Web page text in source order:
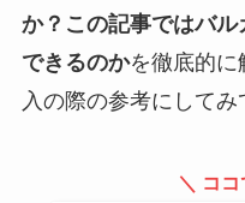
こ
バ
か？この記事ではバ
できるのかを徹底的に
入の際の参考にしてみ
＼ コ